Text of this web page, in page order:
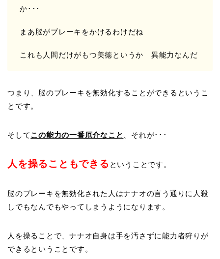
か･･･
まあ脳がブレーキをかけるわけだね
これも人間だけがもつ美徳というか 異能力なんだ
つまり、脳のブレーキを無効化することができるというこ
とです。
そしてこの能力の一番厄介なこと 、それが･･･
人を操ることもできる ということです。
脳のブレーキを無効化された人はナナオの言う通りに人殺
しでもなんでもやってしまうようになります。
人を操ることで、ナナオ自身は手を汚さずに能力者狩りが
できるということです。